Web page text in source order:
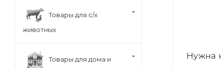
Нужна
Товары для с/х
животных
Товары для дома и